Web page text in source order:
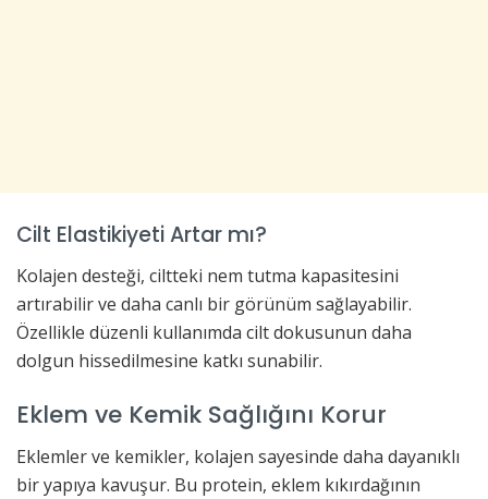
Cilt Elastikiyeti Artar mı?
Kolajen desteği, ciltteki nem tutma kapasitesini
artırabilir ve daha canlı bir görünüm sağlayabilir.
Özellikle düzenli kullanımda cilt dokusunun daha
dolgun hissedilmesine katkı sunabilir.
Eklem ve Kemik Sağlığını Korur
Eklemler ve kemikler, kolajen sayesinde daha dayanıklı
bir yapıya kavuşur. Bu protein, eklem kıkırdağının